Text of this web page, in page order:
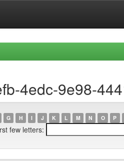
4edc-9e98-
G H I J K L M N O P
few letters: